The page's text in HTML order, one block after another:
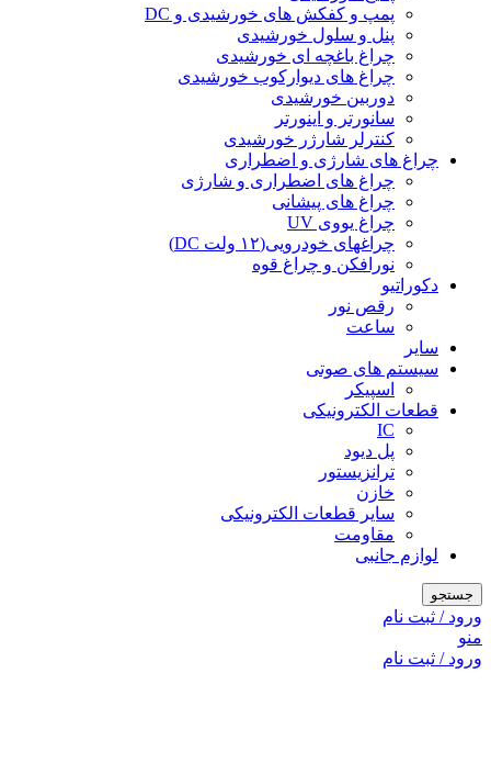
پمپ و کفکش های خورشیدی و DC
پنل و سلول خورشیدی
چراغ باغچه ای خورشیدی
چراغ های دیوارکوب خورشیدی
دوربین خورشیدی
سانورتر و اینورتر
کنترلر شارژر خورشیدی
چراغ های شارژی و اضطراری
چراغ های اضطراری و شارژی
چراغ های پیشانی
چراغ یووی UV
چراغهای خودرویی(۱۲ ولت DC)
نورافکن و چراغ قوه
دکوراتیو
رقص نور
ساعت
سایر
سیستم های صوتی
اسپیکر
قطعات الکترونیکی
IC
پل دیود
ترانزیستور
خازن
سایر قطعات الکترونیکی
مقاومت
لوازم جانبی
جستجو
ورود / ثبت نام
منو
ورود / ثبت نام